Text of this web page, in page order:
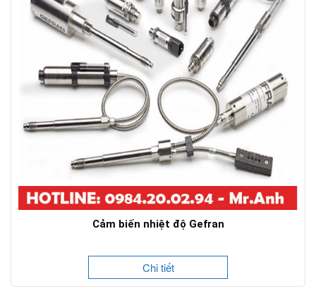
Cảm biến nhiệt độ Gefran
Chi tiết